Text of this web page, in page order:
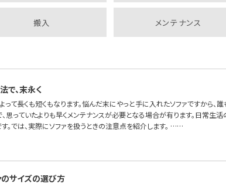
搬入 メンテナンス
で、末永く
って長くも短くもなります。悩んだ末にやっと手に入れたソファですから、
思っていたよりも早くメンテナンスが必要となる場合が有ります。日常生活
。では、実際にソファを扱うときの注意点を紹介します。 ……
サイズの選び方